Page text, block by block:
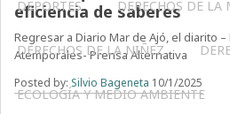
DEPORTES DERECHOS DE LA
DERECHOS DE LA NIÑEZ
ECOLOGÍA Y MEDIO AMBIENTE
eficiencia de saberes
Regresar a Diario Mar de Ajó, el diarito
Atemporales- Prensa Alternativa
Posted by:Silvio Bageneta 10/1/2025